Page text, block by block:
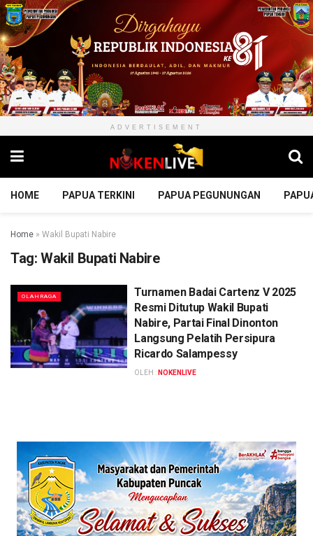
ADVERTISEMENT
HOME PAPUA TERKINI PAPUA PEGUNUNGAN
Home » Wakil Bupati Nabire
Tag: Wakil Bupati Nabire
OLAHRAGA
Turnamen Badai Cartenz V 2025
Resmi Ditutup Wakil Bupati
Nabire, Partai Final Dinonton
Langsung Pelatih Persipura
Ricardo Salampessy
OLEH : NOKENLIVE